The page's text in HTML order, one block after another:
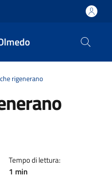
rigenerano
Tempo di lettura:
1 min